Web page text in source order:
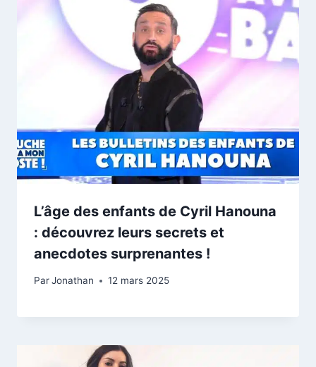
L’âge des enfants de Cyril Hanouna
: découvrez leurs secrets et
anecdotes surprenantes !
ParJonathan 12 mars 2025